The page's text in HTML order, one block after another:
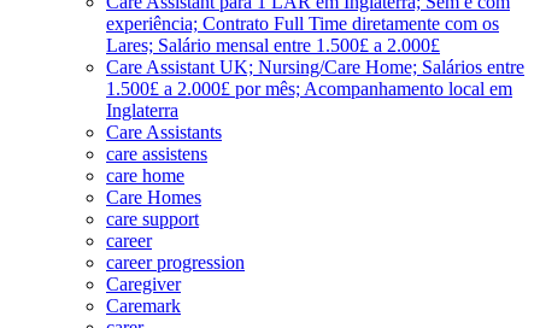
experiência; Contrato Full Time diretamente com os
Lares; Salário mensal entre 1.500£ a 2.000£
Care Assistant UK; Nursing/Care Home; Salários entre
1.500£ a 2.000£ por mês; Acompanhamento local em
Inglaterra
Care Assistants
care assistens
care home
Care Homes
care support
career
career progression
Caregiver
Caremark